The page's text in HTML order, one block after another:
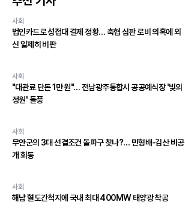
사회
법인카드로 성접대 결제 정황… 축협 심판 로비 의혹에 외
신 일제히 비판
사회
"대관료 단돈 1만 원"… 전남광주통합시 공공예식장 '빛의
정원' 돌풍
사회
무안군의 3대 선결조건 돌파구 찾나?… 민형배-김산 비공
개 회동
사회
해남 혈도간척지에 국내 최대 400MW 태양광 착공